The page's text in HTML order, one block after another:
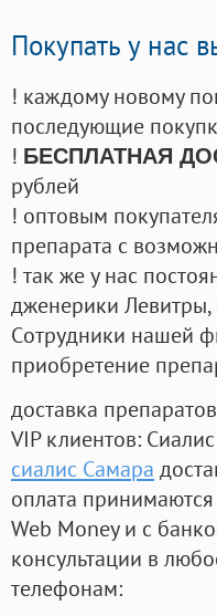
Покупать у нас
! каждому новому
последующие
! БЕСПЛАТНАЯ
рублей
! оптовым
препарата с
! так же у нас
дженерики
Cотрудники нашей
приобретение
доставка
VIP клиентов:
сиалис Самара
оплата
Web Money и с
консультации в
телефонам: